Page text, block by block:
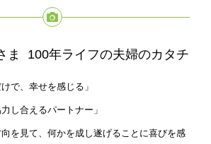
ま 100年ライフの夫婦のカタチ
で、幸せを感じる」
し合えるパートナー」
向を見て、何かを成し遂げることに喜びを感